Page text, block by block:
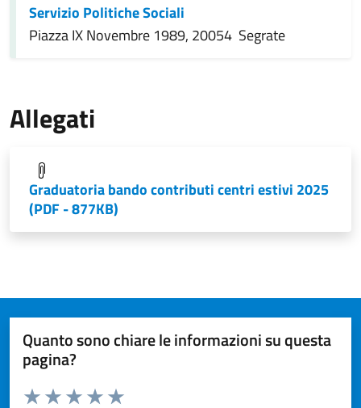
Servizio Politiche Sociali
Piazza IX Novembre 1989, 20054 Segrate
Allegati
Graduatoria bando contributi centri estivi 2025
(PDF - 877KB)
Quanto sono chiare le informazioni su questa
pagina?
Valuta da 1 a 5 stelle la pagina